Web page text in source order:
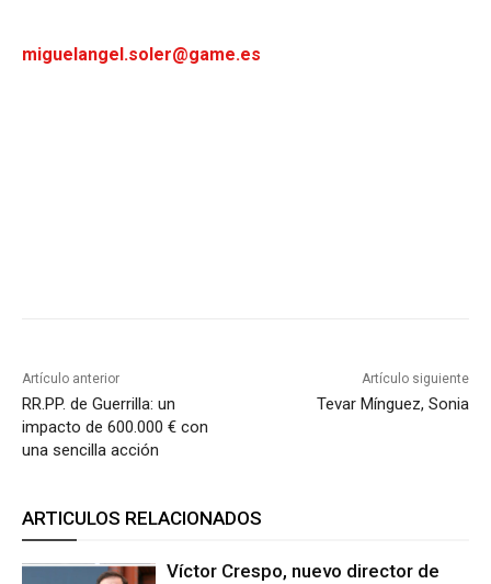
miguelangel.soler@game.es
Artículo anterior
RR.PP. de Guerrilla: un
impacto de 600.000 € con
una sencilla acción
Artículo siguiente
Tevar Mínguez, Sonia
ARTICULOS RELACIONADOS
Víctor Crespo, nuevo director de